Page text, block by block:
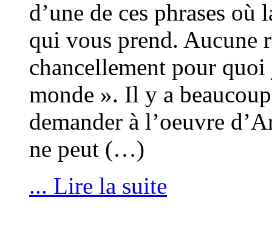
d’une de ces phrases
qui vous prend. Aucune
chancellement pour
monde ». Il y a
demander à l’oeuvre
ne peut (…)
... Lire la suite